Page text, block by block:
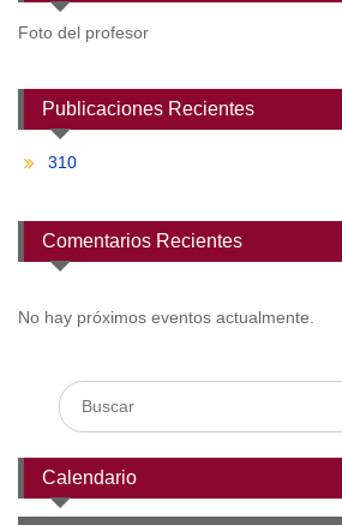
Foto del profesor
Publicaciones Recientes
310
Comentarios Recientes
No hay próximos eventos actualmente.
Search
for:
Calendario